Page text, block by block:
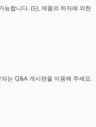
능합니다. (단, 제품의 하자에 의한
는 Q&A 게시판을 이용해 주세요.